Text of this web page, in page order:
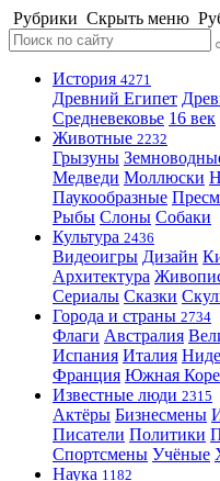
Рубрики Скрыть меню
История 4271
Древний Египет
Средневековье 16 век
Животные 2232
Грызуны
Медведи Моллюски
Паукообразные
Рыбы Слоны Собаки
Культура 2436
Видеоигры Дизайн
Архитектура
Сериалы Сказки
Города и страны 2734
Флаги Австралия
Испания Италия
Франция Южная
Известные люди 2315
Актёры Бизнесмены
Писатели Политики
Спортсмены Учёные
Наука 1182